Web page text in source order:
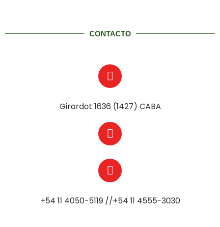
CONTACTO
Girardot 1636 (1427) CABA
+54 11 4050-5119 //+54 11 4555-3030